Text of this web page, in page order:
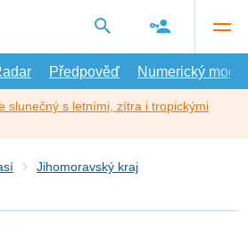
Předpověď Numerický model
slunečný s letními, zítra i tropickými
Jihomoravský kraj